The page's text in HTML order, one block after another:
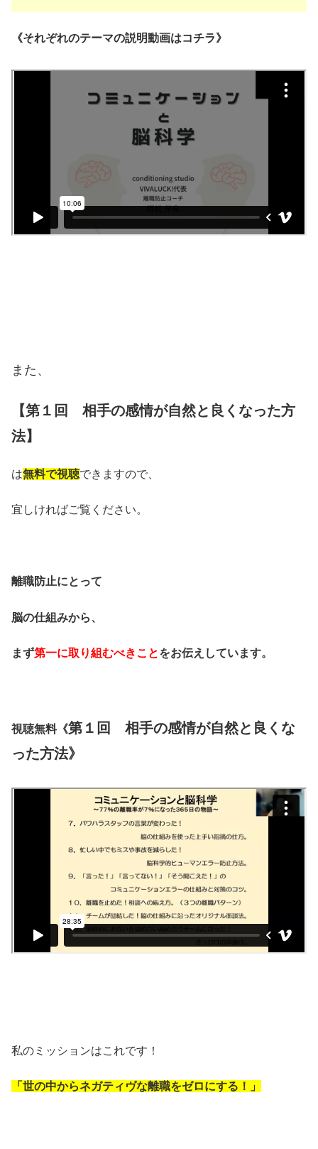
《それぞれのテーマの説明動画はコチラ》
また、
【第１回 相手の感情が自然と良くなった方
法】
は無料で視聴できますので、
宜しければご覧ください。
離職防止にとって
脳の仕組みから、
まず第一に取り組むべきことをお伝えしています。
視聴無料《第１回 相手の感情が自然と良くな
った方法》
私のミッションはこれです！
「世の中からネガティヴな離職をゼロにする！」